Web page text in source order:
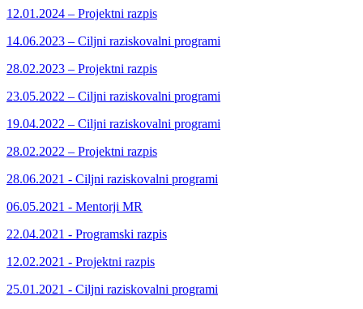
12.01.2024 – Projektni razpis
14.06.2023 – Ciljni raziskovalni programi
28.02.2023 – Projektni razpis
23.05.2022 – Ciljni raziskovalni programi
19.04.2022 – Ciljni raziskovalni programi
28.02.2022 – Projektni razpis
28.06.2021 - Ciljni raziskovalni programi
06.05.2021 - Mentorji MR
22.04.2021 - Programski razpis
12.02.2021 - Projektni razpis
25.01.2021 - Ciljni raziskovalni programi